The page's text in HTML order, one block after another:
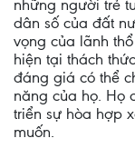
những người trẻ
dân số của đất
vọng của lãnh
hiện tại thách
đáng giá có thể
năng của họ. Họ
triển sự hòa hợp
muốn.